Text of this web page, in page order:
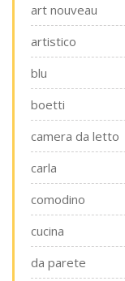
art nouveau
artistico
blu
boetti
camera da letto
carla
comodino
cucina
da parete